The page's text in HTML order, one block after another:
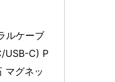
ルケーブ
USB-C) P
マグネッ